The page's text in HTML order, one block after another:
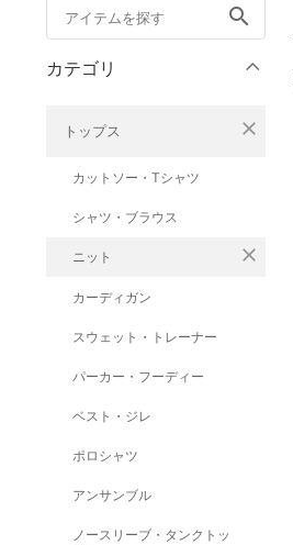
search
カテゴリ
トップス close
カットソー・Tシャツ
シャツ・ブラウス
ニット close
カーディガン
スウェット・トレーナー
パーカー・フーディー
ベスト・ジレ
ポロシャツ
アンサンブル
ノースリーブ・タンクトッ